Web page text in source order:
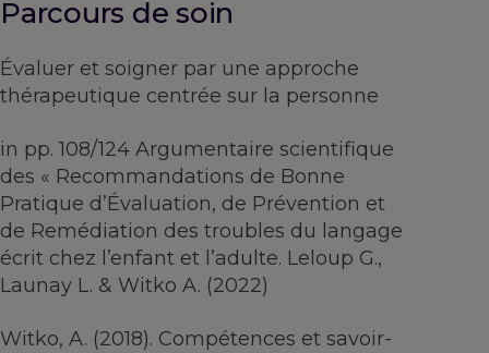
Parcours de soin
Évaluer et soigner par une approche
thérapeutique centrée sur la personne
in pp. 108/124 Argumentaire scientifique
des « Recommandations de Bonne
Pratique d’Évaluation, de Prévention et
de Remédiation des troubles du langage
écrit chez l’enfant et l’adulte. Leloup G.,
Launay L. & Witko A. (2022)
Witko, A. (2018). Compétences et savoir-